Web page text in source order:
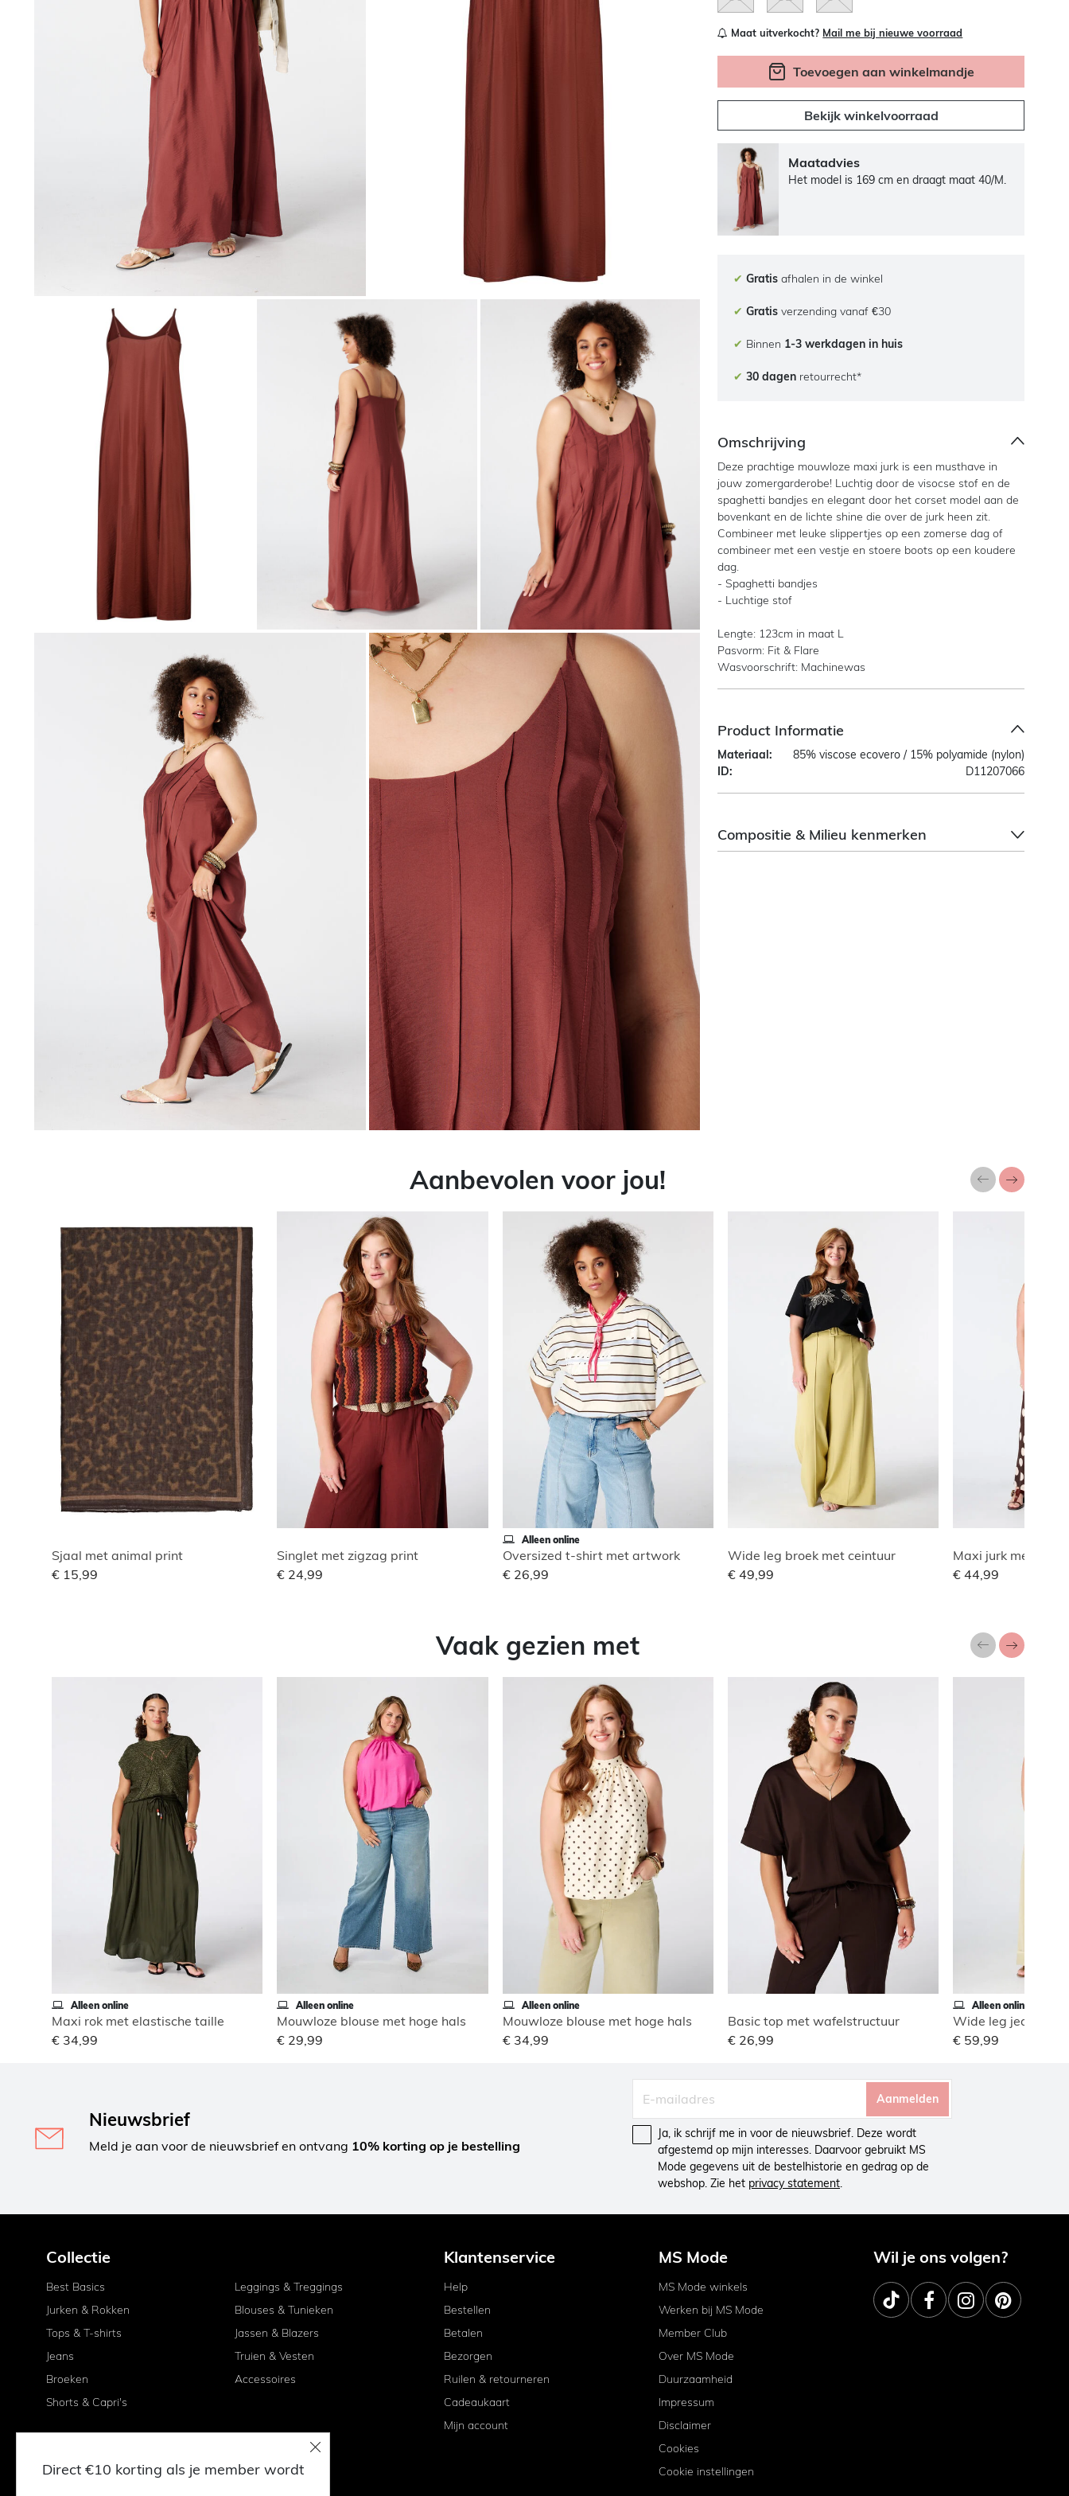
Maat uitverkocht? Mail me bij nieuwe voorraad
Toevoegen aan winkelmandje
Bekijk winkelvoorraad
Maatadvies
Het model is 169 cm en draagt maat 40/M.
✔ Gratis afhalen in de winkel
✔ Gratis verzending vanaf €30
✔ Binnen 1-3 werkdagen in huis
✔ 30 dagen retourrecht*
Omschrijving
Deze prachtige mouwloze maxi jurk is een musthave in
jouw zomergarderobe! Luchtig door de visocse stof en de
spaghetti bandjes en elegant door het corset model aan de
bovenkant en de lichte shine die over de jurk heen zit.
Combineer met leuke slippertjes op een zomerse dag of
combineer met een vestje en stoere boots op een koudere
dag.
- Spaghetti bandjes
- Luchtige stof
Lengte: 123cm in maat L
Pasvorm: Fit & Flare
Wasvoorschrift: Machinewas
Product Informatie
Materiaal:
85% viscose ecovero / 15% polyamide (nylon)
ID:
D11207066
Compositie & Milieu kenmerken
Aanbevolen voor jou!
Sjaal met animal print
€ 15,99
Singlet met zigzag print
€ 24,99
Alleen online
Oversized t-shirt met artwork
€ 26,99
Wide leg broek met ceintuur
€ 49,99
Maxi jurk met print
€ 44,99
Vaak gezien met
Alleen online
Maxi rok met elastische taille
€ 34,99
Alleen online
Mouwloze blouse met hoge hals
€ 29,99
Alleen online
Mouwloze blouse met hoge hals
€ 34,99
Basic top met wafelstructuur
€ 26,99
Alleen online
€ 59,99
Nieuwsbrief
Meld je aan voor de nieuwsbrief en ontvang 10% korting op je bestelling
Aanmelden
Ja, ik schrijf me in voor de nieuwsbrief. Deze wordt
afgestemd op mijn interesses. Daarvoor gebruikt MS
Mode gegevens uit de bestelhistorie en gedrag op de
webshop. Zie het privacy statement.
Collectie
Best Basics
Jurken & Rokken
Tops & T-shirts
Jeans
Broeken
Shorts & Capri's
Leggings & Treggings
Blouses & Tunieken
Jassen & Blazers
Truien & Vesten
Accessoires
Klantenservice
Help
Bestellen
Betalen
Bezorgen
Ruilen & retourneren
Cadeaukaart
Mijn account
MS Mode
MS Mode winkels
Werken bij MS Mode
Member Club
Over MS Mode
Duurzaamheid
Impressum
Disclaimer
Cookies
Cookie instellingen
Wil je ons volgen?
Direct €10 korting als je member wordt